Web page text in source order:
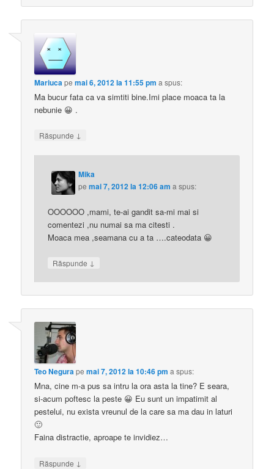
Mariucapemai 6, 2012 la 11:55 pm a spus:
Ma bucur fata ca va simtiti bine.Imi place moaca ta la
nebunie 😀 .
Răspunde ↓
Mika
pemai 7, 2012 la 12:06 am a spus:
OOOOOO ,mami, te-ai gandit sa-mi mai si
comentezi ,nu numai sa ma citesti .
Moaca mea ,seamana cu a ta ….cateodata 😀
Răspunde ↓
Teo Negurapemai 7, 2012 la 10:46 pm a spus:
Mna, cine m-a pus sa intru la ora asta la tine? E seara,
si-acum poftesc la peste 😀 Eu sunt un impatimit al
pestelui, nu exista vreunul de la care sa ma dau in laturi
🙂
Faina distractie, aproape te invidiez…
Răspunde ↓